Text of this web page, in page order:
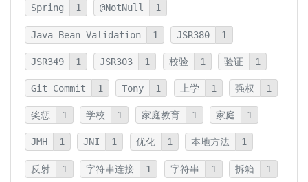
Spring 1 @NotNull 1
Java Bean Validation 1 JSR380 1
JSR349 1 JSR303 1 校验 1 验证 1
Git Commit 1 Tony 1 上学 1 强权 1
奖惩 1 学校 1 家庭教育 1 家庭 1
JMH 1 JNI 1 优化 1 本地方法 1
反射 1 字符串连接 1 字符串 1 拆箱 1